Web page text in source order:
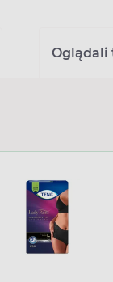
Oglądali